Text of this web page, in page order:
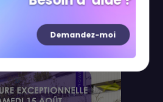
Demandez-moi